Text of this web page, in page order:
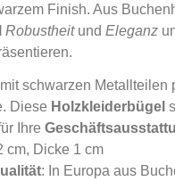
Finish. Aus
Robustheitund Eleganz
schwarzen
Diese Holzkleiderbügel
Ihre
cm, Dicke 1 cm
: In Europa aus